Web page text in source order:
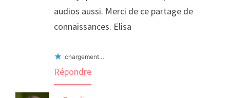
audios aussi. Merci de ce partage de
connaissances. Elisa
chargement…
Répondre